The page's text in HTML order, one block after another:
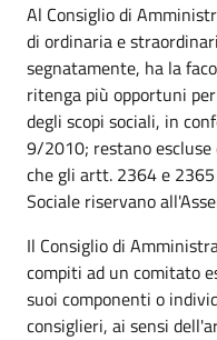
Al Consiglio di
di ordinaria e
segnatamente, ha la
ritenga più opportuni
degli scopi sociali, in
9/2010; restano
che gli artt. 2364 e
Sociale riservano
Il Consiglio di
compiti ad un comitato
suoi componenti o
consiglieri, ai sensi